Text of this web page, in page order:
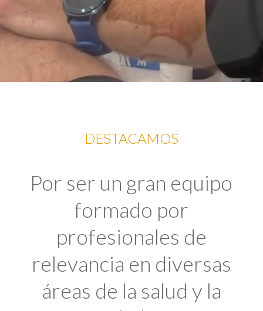
DESTACAMOS
Por ser un gran equipo
formado por
profesionales de
relevancia en diversas
áreas de la salud y la